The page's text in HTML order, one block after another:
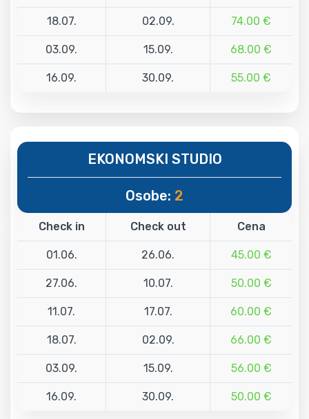
18.07. 02.09. 74.00 €
03.09. 15.09. 68.00 €
16.09. 30.09. 55.00 €
EKONOMSKI STUDIO
Osobe: 2
Check in Check out Cena
01.06. 26.06. 45.00 €
27.06. 10.07. 50.00 €
11.07. 17.07. 60.00 €
18.07. 02.09. 66.00 €
03.09. 15.09. 56.00 €
16.09. 30.09. 50.00 €